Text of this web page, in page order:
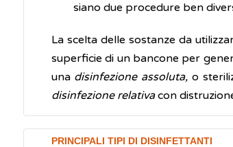
siano due procedure ben
La scelta delle sostanze da
superficie di un bancone per
una disinfezione assoluta, o
disinfezione relativacon
PRINCIPALI TIPI DI DISINFETTANTI